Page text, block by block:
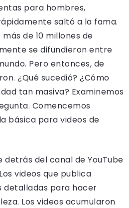
para hombres,
saltó a la fama.
de 10 millones de
se difundieron entre
Pero entonces, de
¿Qué sucedió? ¿Cómo
tan masiva? Examinemos
Comencemos
básica para videos de
detrás del canal de YouTube
videos que publica
detalladas para hacer
Los videos acumularon